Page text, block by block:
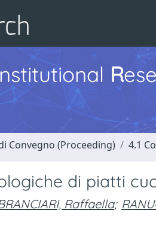
nstitutional R
Convegno (Proceeding) 4.1
di piatti
Raffaella;